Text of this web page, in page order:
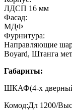
ЛДСП 16 мм
Фасад:
МДФ
Фурнитура:
Направляющие
Boyard, Штанга
Габариты:
ШКАФ(4-х
Комод:Дл 1200/